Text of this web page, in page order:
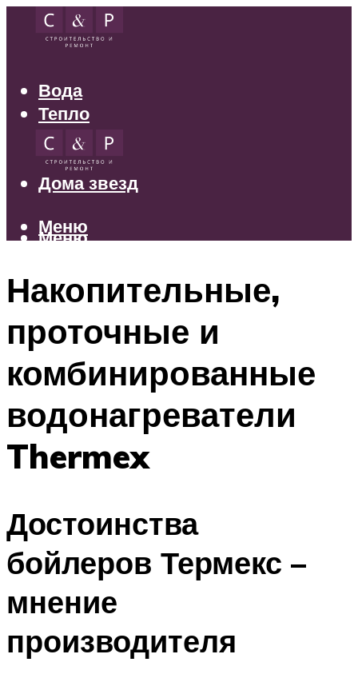
Вода
Тепло
Электрика
Свет
Дома звезд
Меню
Меню
Накопительные,
проточные и
комбинированные
водонагреватели
Thermex
Достоинства
бойлеров Термекс –
мнение
производителя